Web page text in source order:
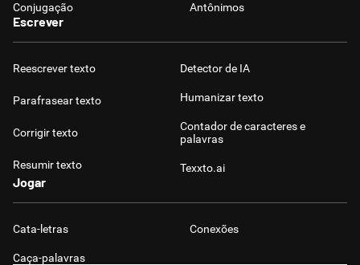
Conjugação Antônimos
Escrever
Reescrever texto
Parafrasear texto
Corrigir texto
Resumir texto
Detector de IA
Humanizar texto
Contador de caracteres e
palavras
Texxto.ai
Jogar
Cata-letras Conexões
Caça-palavras